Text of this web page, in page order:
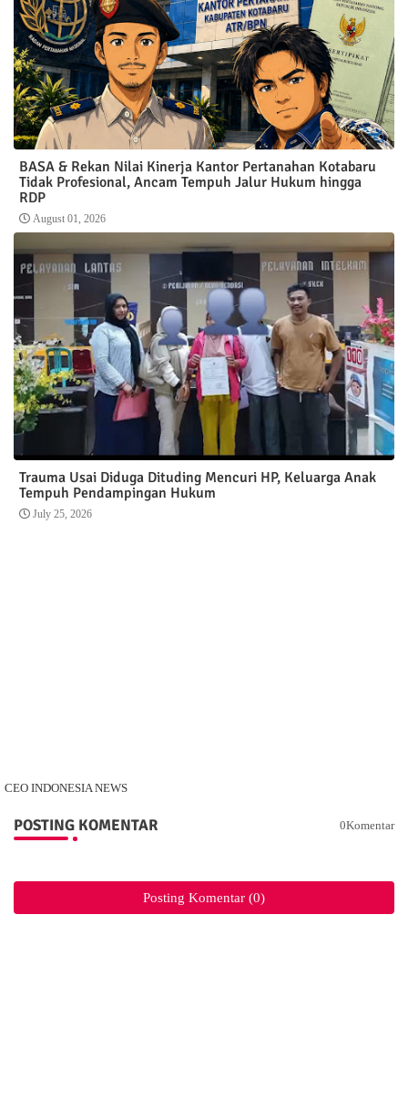
BASA & Rekan Nilai Kinerja Kantor Pertanahan Kotabaru
Tidak Profesional, Ancam Tempuh Jalur Hukum hingga
RDP
August 01, 2026
Trauma Usai Diduga Dituding Mencuri HP, Keluarga Anak
Tempuh Pendampingan Hukum
July 25, 2026
CEO INDONESIA NEWS
POSTING KOMENTAR 0Komentar
Posting Komentar (0)